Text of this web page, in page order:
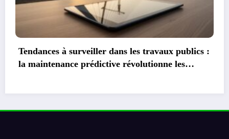
Comment découvrir le recyclage de votre
mobilier pro et contribuer à l’économie